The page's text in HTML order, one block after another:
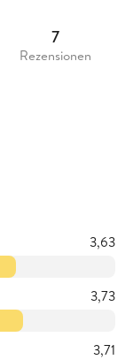
7
Rezensionen
3,63
3,73
3,71